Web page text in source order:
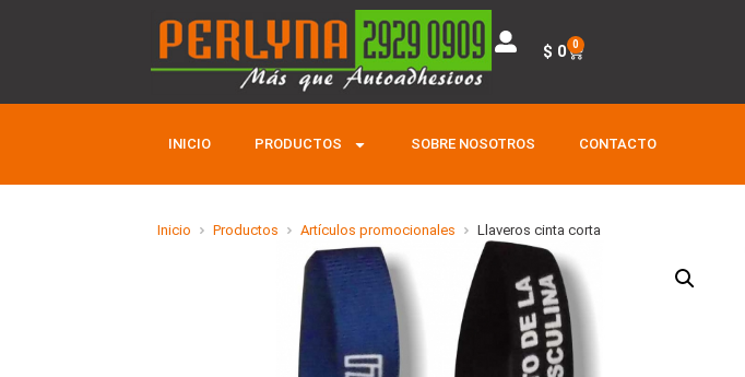
$ 0 0
INICIO PRODUCTOS SOBRE NOSOTROS CONTACTO
Inicio Productos Artículos promocionales Llaveros cinta corta